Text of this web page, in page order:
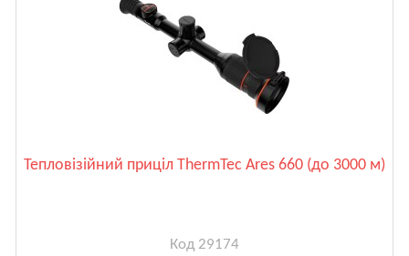
Тепловізійний приціл ThermTec Ares 660 (до 3000 м)
Код 29174